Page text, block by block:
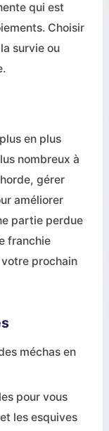
qui est
Choisir
survie ou
en plus
nombreux à
gérer
améliorer
partie perdue
franchie
prochain
méchas en
pour vous
les esquives